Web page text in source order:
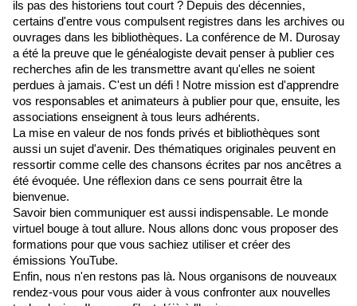
ils pas des historiens tout court ? Depuis des décennies,
certains d'entre vous compulsent registres dans les archives ou
ouvrages dans les bibliothèques. La conférence de M. Durosay
a été la preuve que le généalogiste devait penser à publier ces
recherches afin de les transmettre avant qu'elles ne soient
perdues à jamais. C'est un défi ! Notre mission est d'apprendre
vos responsables et animateurs à publier pour que, ensuite, les
associations enseignent à tous leurs adhérents.
La mise en valeur de nos fonds privés et bibliothèques sont
aussi un sujet d'avenir. Des thématiques originales peuvent en
ressortir comme celle des chansons écrites par nos ancêtres a
été évoquée. Une réflexion dans ce sens pourrait être la
bienvenue.
Savoir bien communiquer est aussi indispensable. Le monde
virtuel bouge à tout allure. Nous allons donc vous proposer des
formations pour que vous sachiez utiliser et créer des
émissions YouTube.
Enfin, nous n'en restons pas là. Nous organisons de nouveaux
rendez-vous pour vous aider à vous confronter aux nouvelles